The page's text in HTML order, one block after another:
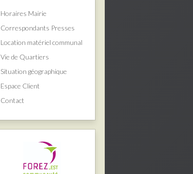
Horaires Mairie
Correspondants Presses
Location matériel communal
Vie de Quartiers
Situation géographique
Espace Client
Contact